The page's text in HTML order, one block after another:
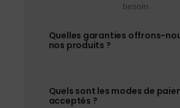
besoin.
Quelles garanties offrons-
nos produits ?
Quels sont les modes de
acceptés ?